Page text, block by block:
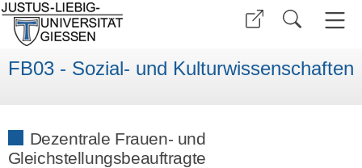
FB03 - Sozial- und Kulturwissenschaften
Dezentrale Frauen- und
Gleichstellungsbeauftragte